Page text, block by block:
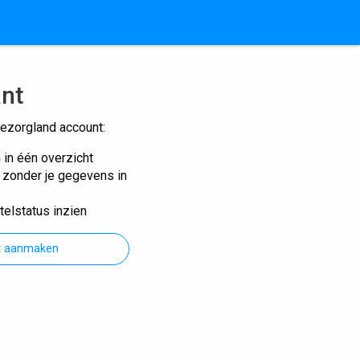
account:
één overzicht
je gegevens in
inzien